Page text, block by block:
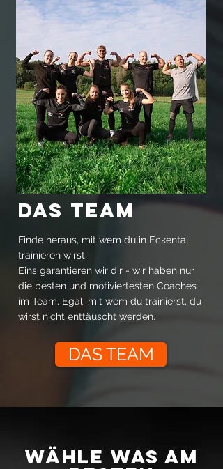
DAS TEAM
Finde heraus, mit wem du in Eckental
trainieren wirst.
Eins garantieren wir dir - wir haben nur
die besten und motiviertesten Coaches
im Team. Egal, mit wem du trainierst, du
wirst nicht enttäuscht werden.
DAS TEAM
WÄHLE WAS AM